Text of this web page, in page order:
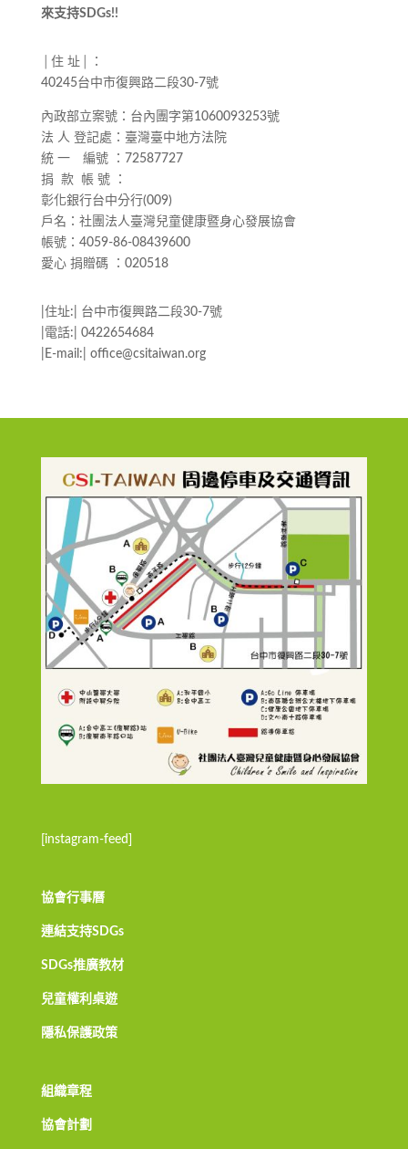
來支持SDGs!!
│住 址│：
40245台中市復興路二段30-7號
內政部立案號：台內團字第1060093253號
法 人 登記處：臺灣臺中地方法院
統 一 編號 ：72587727
捐 款 帳 號 ：
彰化銀行台中分行(009)
戶名：社團法人臺灣兒童健康暨身心發展協會
帳號：4059-86-08439600
愛心 捐贈碼 ：020518
|住址:| 台中市復興路二段30-7號
|電話:| 0422654684
|E-mail:| office@csitaiwan.org
[instagram-feed]
協會行事曆
連結支持SDGs
SDGs推廣教材
兒童權利桌遊
隱私保護政策
組織章程
協會計劃